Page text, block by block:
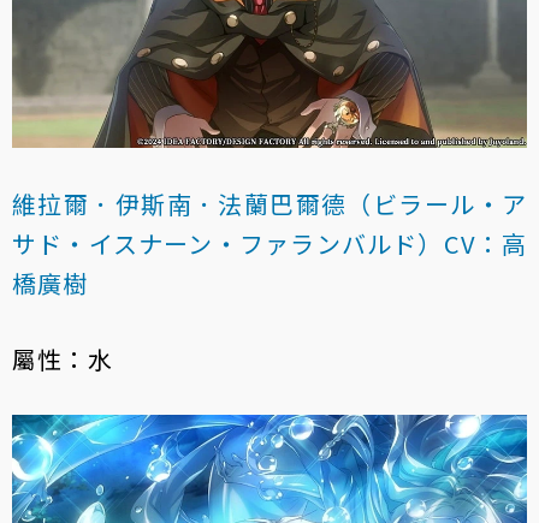
維拉爾．伊斯南．法蘭巴爾德（ビラール・ア
サド・イスナーン・ファランバルド）CV：高
橋廣樹
屬性：水